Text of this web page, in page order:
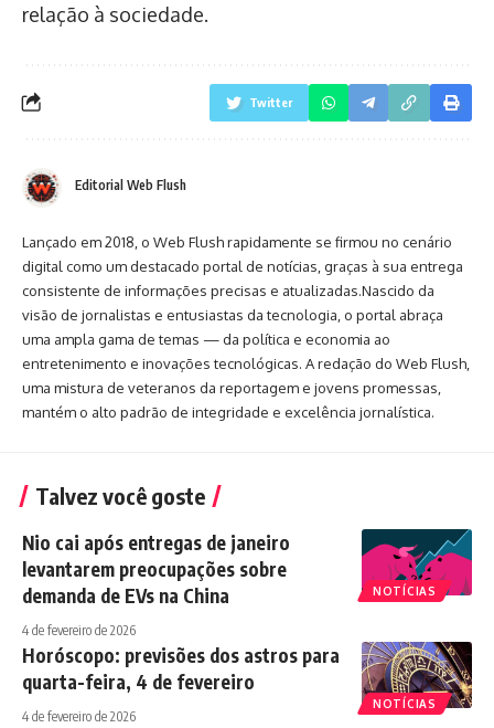
relação à sociedade.
Twitter
Editorial Web Flush
Lançado em 2018, o Web Flush rapidamente se firmou no cenário
digital como um destacado portal de notícias, graças à sua entrega
consistente de informações precisas e atualizadas.Nascido da
visão de jornalistas e entusiastas da tecnologia, o portal abraça
uma ampla gama de temas — da política e economia ao
entretenimento e inovações tecnológicas. A redação do Web Flush,
uma mistura de veteranos da reportagem e jovens promessas,
mantém o alto padrão de integridade e excelência jornalística.
Talvez você goste
NOTÍCIAS
Nio cai após entregas de janeiro
levantarem preocupações sobre
demanda de EVs na China
4 de fevereiro de 2026
NOTÍCIAS
Horóscopo: previsões dos astros para
quarta-feira, 4 de fevereiro
4 de fevereiro de 2026